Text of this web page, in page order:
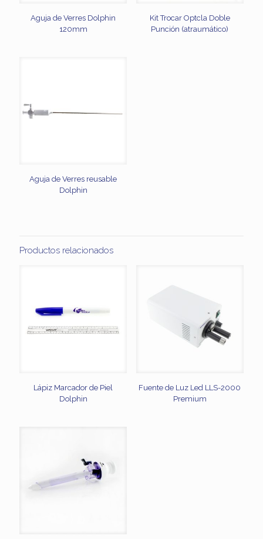
Aguja de Verres Dolphin
120mm
Kit Trocar Optcla Doble
Punción (atraumático)
Aguja de Verres reusable
Dolphin
Productos relacionados
Lápiz Marcador de Piel
Dolphin
Fuente de Luz Led LLS-2000
Premium